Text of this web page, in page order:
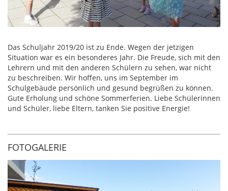
Das Schuljahr 2019/20 ist zu Ende. Wegen der jetzigen
Situation war es ein besonderes Jahr. Die Freude, sich mit den
Lehrern und mit den anderen Schülern zu sehen, war nicht
zu beschreiben. Wir hoffen, uns im September im
Schulgebäude persönlich und gesund begrüßen zu können.
Gute Erholung und schöne Sommerferien. Liebe Schülerinnen
und Schüler, liebe Eltern, tanken Sie positive Energie!
FOTOGALERIE